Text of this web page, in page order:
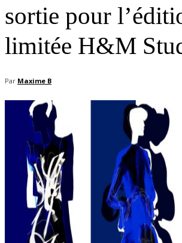
sortie pour
limitée H&M
Par Maxime B